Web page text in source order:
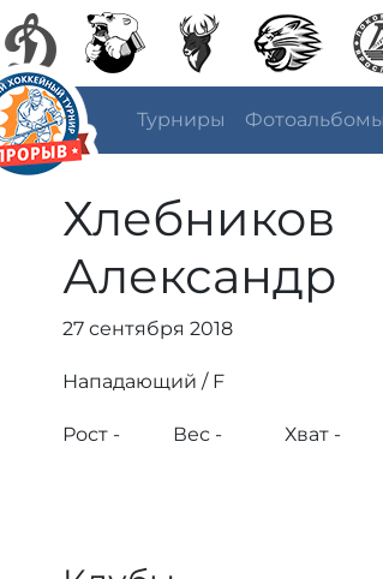
Турниры Фотоальбомы
Хлебников
Александр
27 сентября 2018
Нападающий / F
Рост - Вес - Хват -